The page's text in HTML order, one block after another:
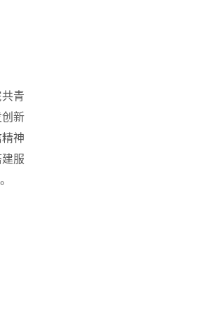
青
新
神
服
。